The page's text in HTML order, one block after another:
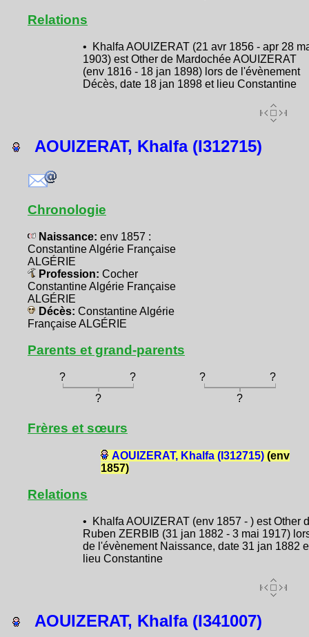
Relations
• Khalfa AOUIZERAT (21 avr 1856 - apr 28
1903) est Other de Mardochée AOUIZERAT
(env 1816 - 18 jan 1898) lors de l'évènement
Décès, date 18 jan 1898 et lieu Constantine
AOUIZERAT, Khalfa (I312715)
Chronologie
Naissance: env 1857 :
Constantine Algérie Française
ALGÉRIE
Profession: Cocher
Constantine Algérie Française
ALGÉRIE
Décès: Constantine Algérie
Française ALGÉRIE
Parents et grand-parents
? ? ?
?
?
?
Frères et sœurs
AOUIZERAT, Khalfa (I312715)(env
1857)
Relations
• Khalfa AOUIZERAT (env 1857 - ) est Other
Ruben ZERBIB (31 jan 1882 - 3 mai 1917)
de l'évènement Naissance, date 31 jan 1882
lieu Constantine
AOUIZERAT, Khalfa (I341007)